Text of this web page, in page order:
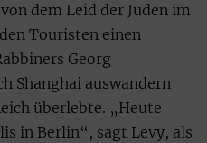
dem Leid der Juden im
Touristen einen
Georg
Shanghai auswandern
überlebte. „Heute
in Berlin“, sagt Levy, als